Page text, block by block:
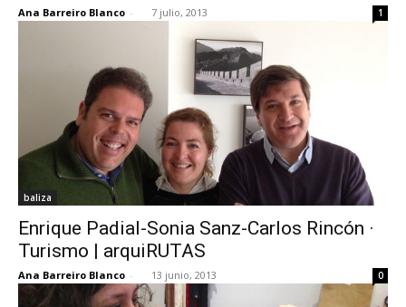
Ana Barreiro Blanco - 7 julio, 2013 1
baliza
Enrique Padial-Sonia Sanz-Carlos Rincón ·
Turismo | arquiRUTAS
Ana Barreiro Blanco - 13 junio, 2013 0